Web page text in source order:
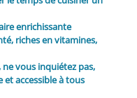
enrichissante
riches en vitamines,
ne vous inquiétez pas,
accessible à tous